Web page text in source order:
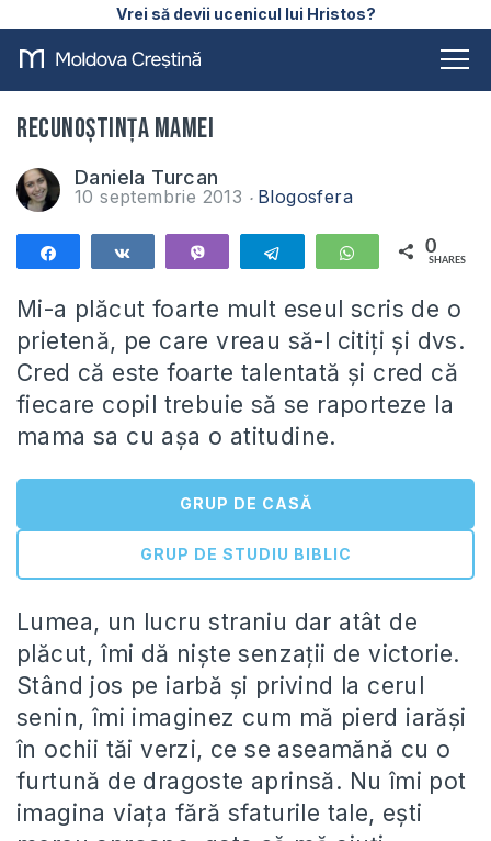
Vrei să devii ucenicul lui Hristos?
Recunoștința mamei
Daniela Turcan
10 septembrie 2013 Blogosfera
Telegram WhatsApp
0
SHARES
Mi-a plăcut foarte mult eseul scris de o
prietenă, pe care vreau să-l citiți și dvs.
Cred că este foarte talentată și cred că
fiecare copil trebuie să se raporteze la
mama sa cu așa o atitudine.
GRUP DE CASĂ
GRUP DE STUDIU BIBLIC
Lumea, un lucru straniu dar atât de
plăcut, îmi dă niște senzații de victorie.
Stând jos pe iarbă și privind la cerul
senin, îmi imaginez cum mă pierd iarăși
în ochii tăi verzi, ce se aseamănă cu o
furtună de dragoste aprinsă. Nu îmi pot
imagina viața fără sfaturile tale, ești